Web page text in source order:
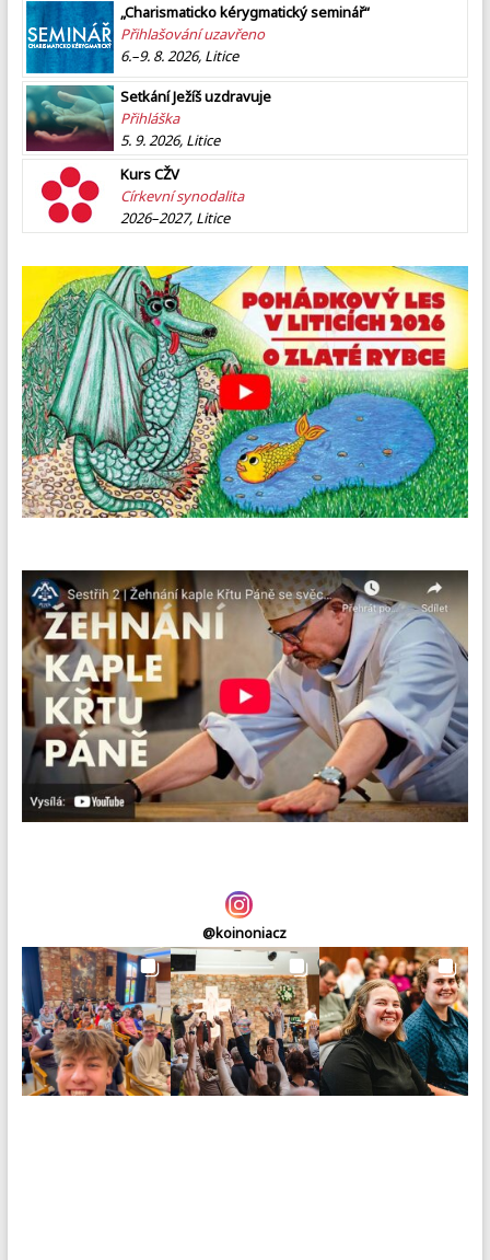
„Charismaticko kérygmatický seminář“
Přihlašování uzavřeno
6.–9. 8. 2026, Litice
Setkání Ježíš uzdravuje
Přihláška
5. 9. 2026, Litice
Kurs CŽV
Církevní synodalita
2026–2027, Litice
@koinoniacz